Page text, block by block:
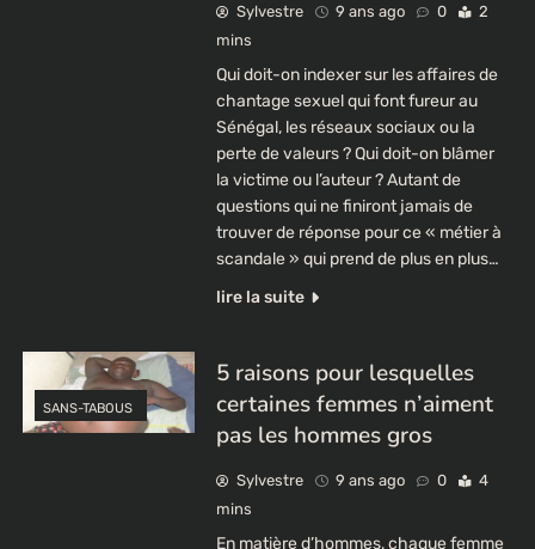
Sylvestre 9 ans ago 0
2
mins
Qui doit-on indexer sur les affaires de
chantage sexuel qui font fureur au
Sénégal, les réseaux sociaux ou la
perte de valeurs ? Qui doit-on blâmer
la victime ou l’auteur ? Autant de
questions qui ne finiront jamais de
trouver de réponse pour ce « métier à
scandale » qui prend de plus en plus…
lire la suite
SANS-TABOUS
5 raisons pour lesquelles
certaines femmes n’aiment
pas les hommes gros
Sylvestre 9 ans ago 0
4
mins
En matière d’hommes, chaque femme